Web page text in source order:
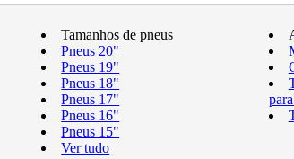
Tamanhos de pneus
Pneus 20"
Pneus 19"
Pneus 18"
Pneus 17"
Pneus 16"
Pneus 15"
Ver tudo